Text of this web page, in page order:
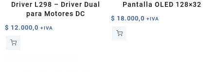
Driver L298 – Driver Dual
para Motores DC
$ 12.000,0 +IVA
Pantalla OLED 128×32
$ 18.000,0 +IVA